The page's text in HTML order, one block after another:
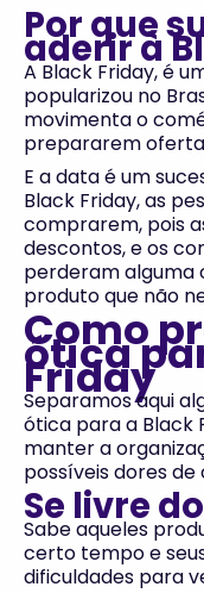
Por que
aderir à
A Black Friday, é
popularizou no
movimenta o
prepararem
E a data é um
Black Friday, as
comprarem, pois
descontos, e os
perderam alguma
produto que não
Como
ótica
Friday
Separamos aqui
ótica para a Black
manter a
possíveis dores de
Se livre
Sabe aqueles
certo tempo e
dificuldades para